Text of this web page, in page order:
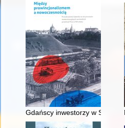
Gdańscy inwestorzy w